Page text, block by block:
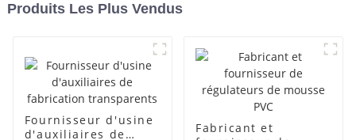
Produits Les Plus Vendus
Fournisseur d'usine
d'auxiliaires de
Fabricant et